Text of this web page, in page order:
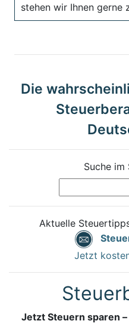
stehen wir Ihnen gerne
Die
Suche im
Aktuelle
Jetzt
Jetzt Steuern sparen